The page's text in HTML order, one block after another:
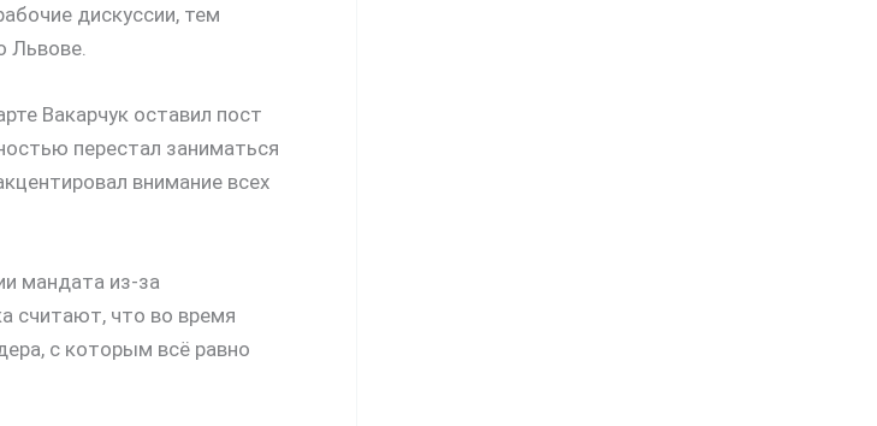
дискуссии, тем
Львове.
Вакарчук оставил пост
перестал заниматься
внимание всех
мандата из-за
считают, что во время
с которым всё равно